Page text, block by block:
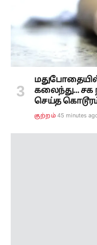
கலைந்து... சக
செய்த
குற்றம் 45 minutes